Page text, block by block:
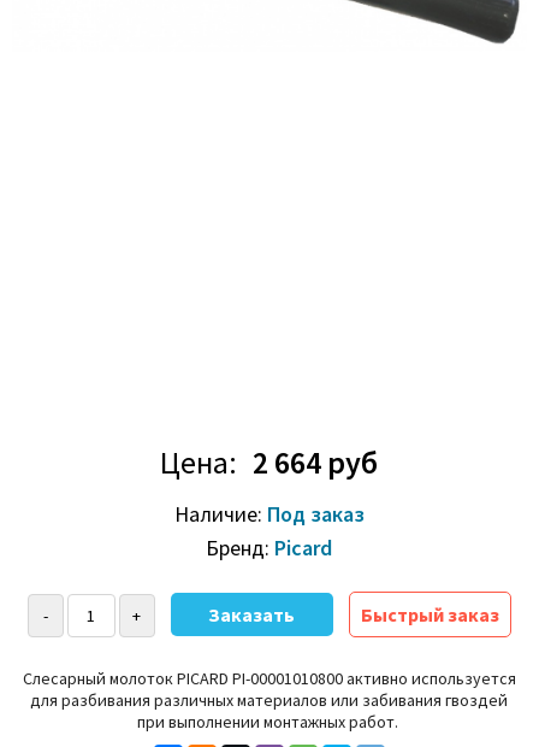
Цена: 2 664 руб
Наличие: Под заказ
Бренд: Picard
Быстрый заказ
Слесарный молоток PICARD PI-00001010800 активно используется
для разбивания различных материалов или забивания гвоздей
при выполнении монтажных работ.